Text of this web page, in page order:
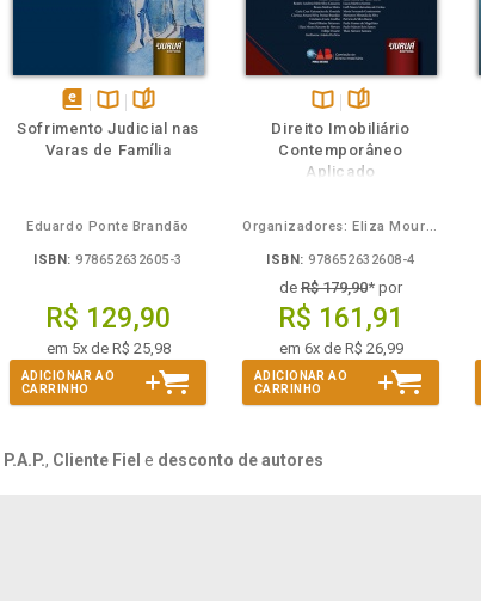
disponível
em
Disponível
na
páginas
Sofrimento Judicial nas
Varas de Família
Eduardo Ponte Brandão
ISBN: 978652632605-3
R$ 129,90
em 5x de R$ 25,98
ADICIONAR AO
CARRINHO
Disponível
na
B.V.
páginas
Direito Imobiliário
Contemporâneo
Aplicado
Organizadores: Eliza Moura Navarro de Novaes, Rafael de Oliveira Lage, Daniel Ribeiro Pettersen
ISBN: 978652632608-4
de R$ 179,90* por
R$ 161,91
em 6x de R$ 26,99
ADICIONAR AO
CARRINHO
Também
P.A.P., Cliente Fiel e desconto de autores